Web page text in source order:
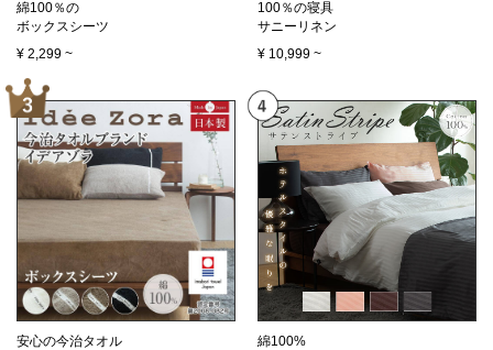
綿100％の
ボックスシーツ
¥ 2,299 ~
100％の寝具
サニーリネン
¥ 10,999 ~
安心の今治タオル
綿100%